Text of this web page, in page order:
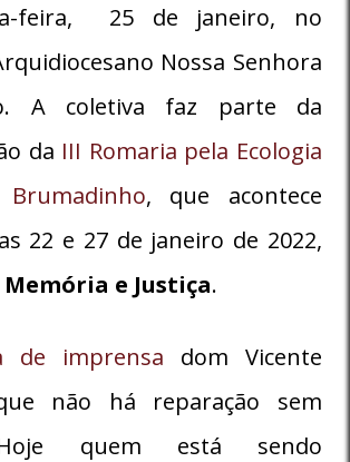
feira, 25 de janeiro, no
Nossa Senhora
A coletiva faz parte da
da III Romaria pela Ecologia
, que acontece
22 e 27 de janeiro de 2022,
Memória e Justiça.
de imprensa dom Vicente
não há reparação sem
quem está sendo